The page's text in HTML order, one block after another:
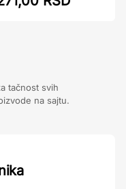
tačnost svih
na sajtu.